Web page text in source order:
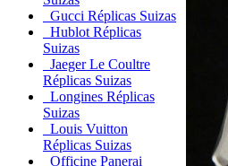
Gucci Réplicas Suizas
Hublot Réplicas
Suizas
Jaeger Le Coultre
Réplicas Suizas
Longines Réplicas
Suizas
Louis Vuitton
Réplicas Suizas
Officine Panerai